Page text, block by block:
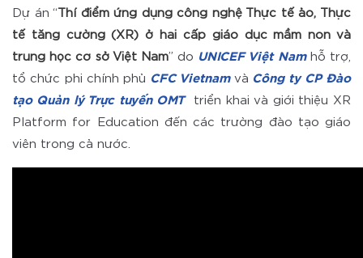
Dự án “ Thí điểm ứng dụng công nghệ Thực tế ảo, Thực
tế tăng cường (XR) ở hai cấp giáo dục mầm non và
trung học cơ sở Việt Nam” do UNICEF Việt Namhỗ trợ,
tổ chức phi chính phủ CFC Vietnamvà Công ty CP Đào
tạo Quản lý Trực tuyến OMTtriển khai và giới thiệu XR
Platform for Education đến các trường đào tạo giáo
viên trong cả nước.